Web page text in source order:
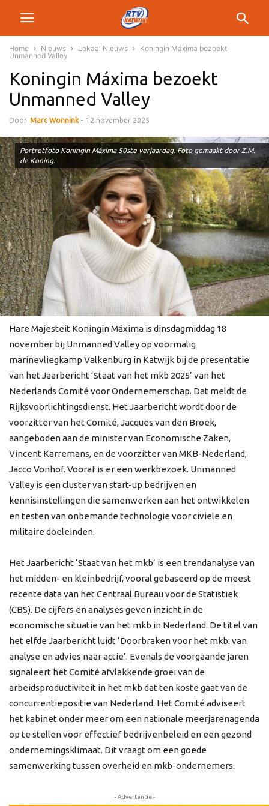
Home Nieuws Lokaal Nieuws
Koningin Máxima bezoekt
Unmanned Valley
Koningin Máxima bezoekt
Unmanned Valley
Door Marc Wonnink - 12 november 2025
Portretfoto Koningin Máxima 50ste verjaardag. Foto gemaakt door Z.M.
de Koning.
Hare Majesteit Koningin Máxima is dinsdagmiddag 18
november bij Unmanned Valley op voormalig
marinevliegkamp Valkenburg in Katwijk bij de presentatie
van het Jaarbericht ‘Staat van het mkb 2025’ van het
Nederlands Comité voor Ondernemerschap. Dat meldt de
Rijksvoorlichtingsdienst. Het Jaarbericht wordt door de
voorzitter van het Comité, Jacques van den Broek,
aangeboden aan de minister van Economische Zaken,
Vincent Karremans, en de voorzitter van MKB-Nederland,
Jacco Vonhof. Vooraf is er een werkbezoek. Unmanned
Valley is een cluster van start-up bedrijven en
kennisinstellingen die samenwerken aan het ontwikkelen
en testen van onbemande technologie voor civiele en
militaire doeleinden.
Het Jaarbericht ‘Staat van het mkb’ is een trendanalyse van
het midden- en kleinbedrijf, vooral gebaseerd op de meest
recente data van het Centraal Bureau voor de Statistiek
(CBS). De cijfers en analyses geven inzicht in de
economische situatie van het mkb in Nederland. De titel van
het elfde Jaarbericht luidt ‘Doorbraken voor het mkb: van
analyse en advies naar actie’. Evenals de voorgaande jaren
signaleert het Comité afvlakkende groei van de
arbeidsproductiviteit in het mkb dat ten koste gaat van de
concurrentiepositie van Nederland. Het Comité adviseert
het kabinet onder meer om een nationale meerjarenagenda
op te stellen voor effectief bedrijvenbeleid en een gezond
ondernemingsklimaat. Dit vraagt om een goede
samenwerking tussen overheid en mkb-ondernemers.
- Advertentie -